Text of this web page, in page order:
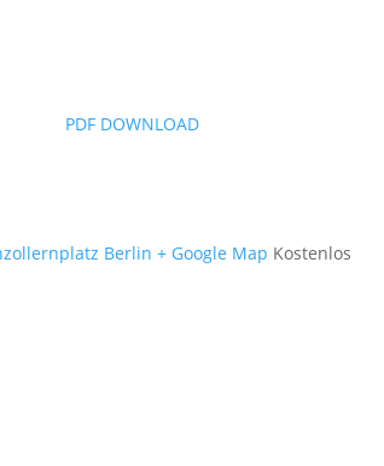
PDF DOWNLOAD
Berlin + Google Map Kostenlos